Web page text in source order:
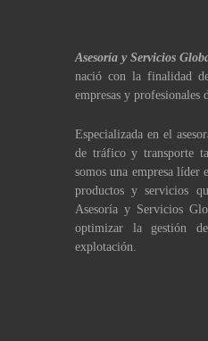
Asesoría y Servicios
nació con la finalidad
empresas y profesionales
Especializada en el
de tráfico y transporte
somos una empresa líder
productos y servicios
Asesoría y Servicios
optimizar la gestión
explotación.